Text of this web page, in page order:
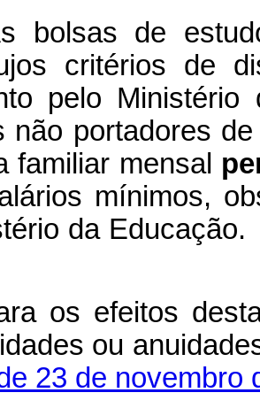
bolsas de
critérios de
pelo
não portadores
familiar mensal
mínimos,
da Educação.
os efeitos
ou
23 de novembro